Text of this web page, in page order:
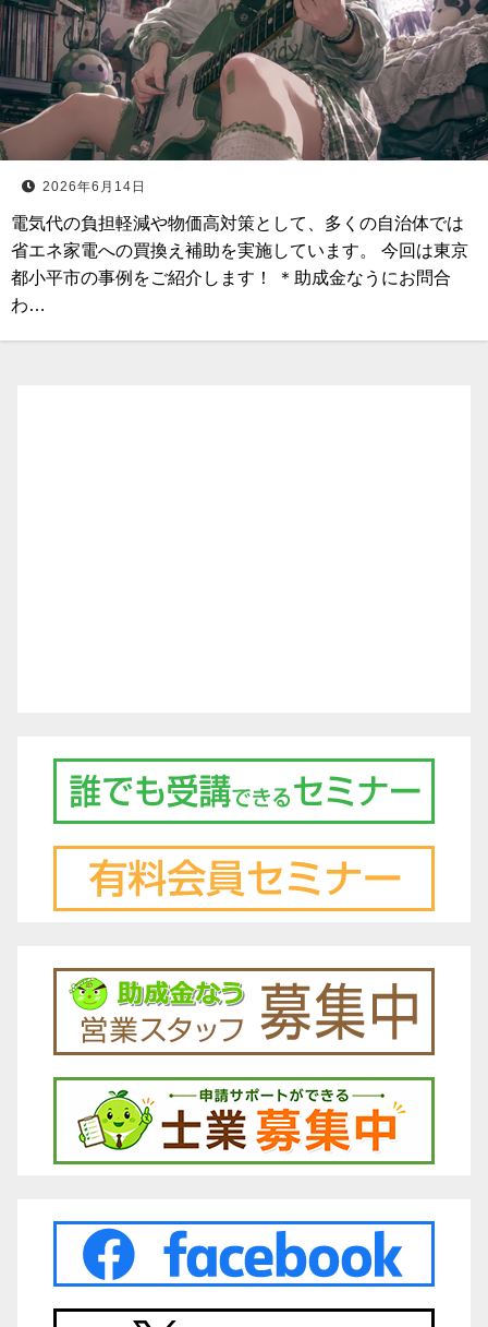
2026年6月14日
電気代の負担軽減や物価高対策として、多くの自治体では
省エネ家電への買換え補助を実施しています。 今回は東京
都小平市の事例をご紹介します！ ＊助成金なうにお問合
わ…